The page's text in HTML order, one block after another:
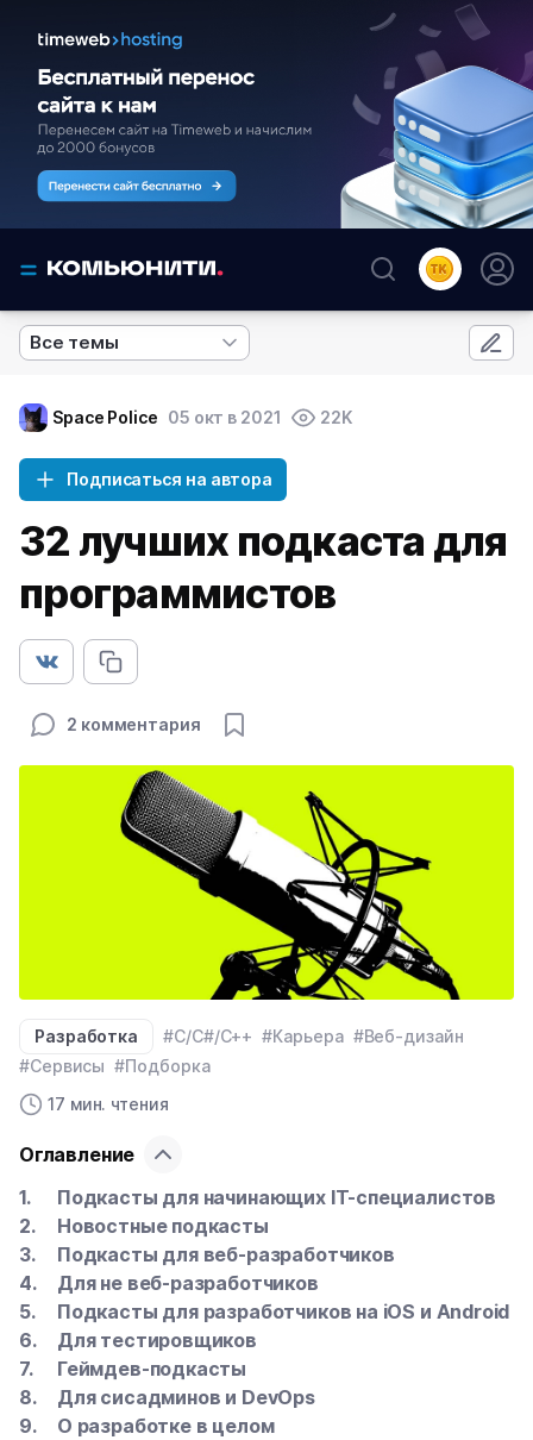
Все темы
Space Police 05 окт в 2021 22K
Подписаться на автора
32 лучших подкаста для
программистов
2 комментария
Разработка #C/C#/C++ #Карьера #Веб-дизайн
#Сервисы #Подборка
17 мин. чтения
Оглавление
Подкасты для начинающих IT-специалистов
Новостные подкасты
Подкасты для веб-разработчиков
Для не веб-разработчиков
Подкасты для разработчиков на iOS и Android
Для тестировщиков
Геймдев-подкасты
Для сисадминов и DevOps
О разработке в целом